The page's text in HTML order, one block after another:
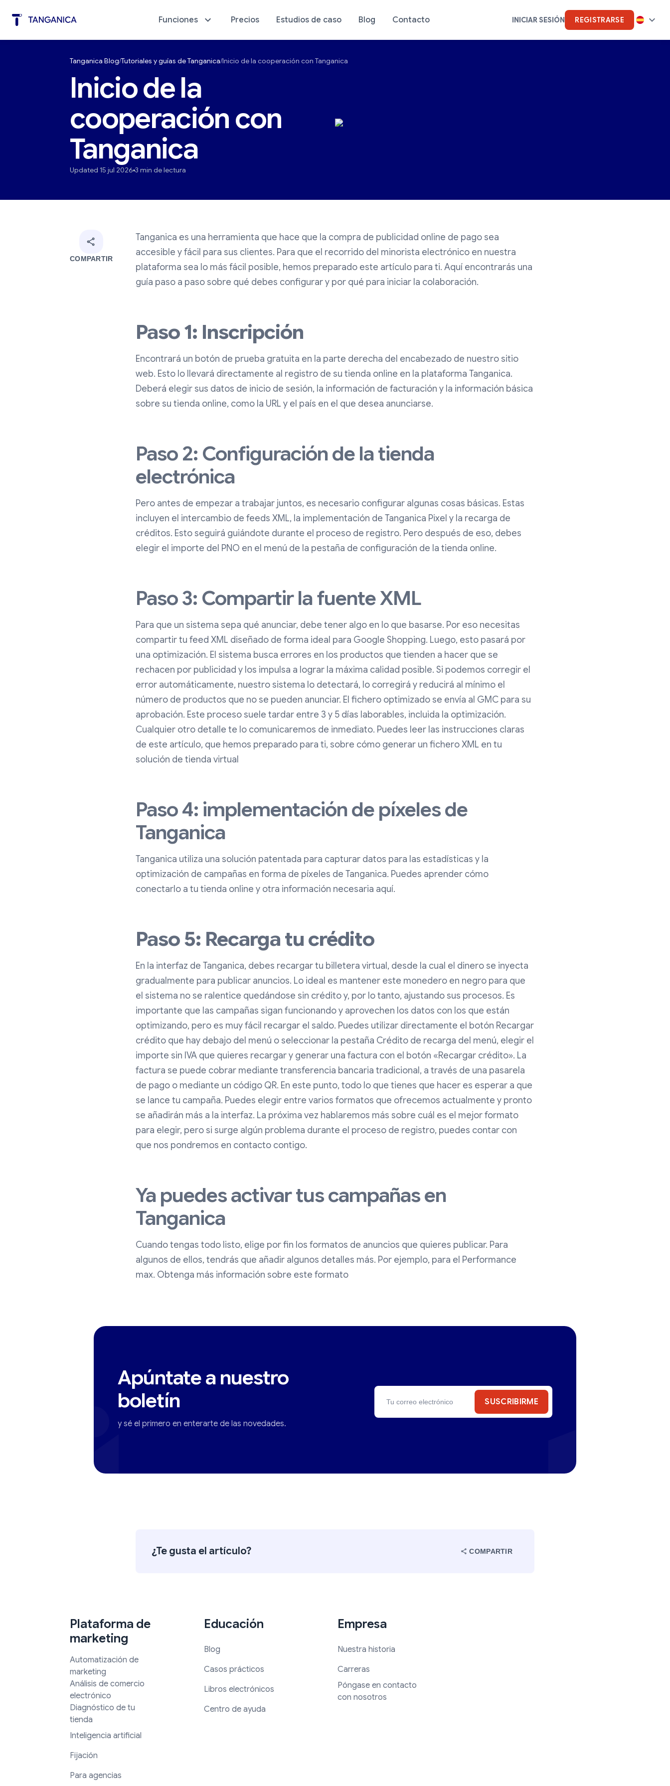
Funciones
Automatización de marketing Diagnóstico de tu tienda
Precios Estudios de caso Blog Contacto INICIAR SESIÓN REGISTRARSE
Tanganica Blog Tutoriales y guías de Tanganica Inicio de la cooperación con Tanganica
Inicio de la
cooperación con
Tanganica
Updated 15 jul 2026 3 min de lectura
COMPARTIR
Tanganica es una herramienta que hace que la compra de publicidad online de pago sea
accesible y fácil para sus clientes. Para que el recorrido del minorista electrónico en nuestra
plataforma sea lo más fácil posible, hemos preparado este artículo para ti. Aquí encontrarás una
guía paso a paso sobre qué debes configurar y por qué para iniciar la colaboración.
Paso 1: Inscripción
Encontrará un botón de prueba gratuita en la parte derecha del encabezado de nuestro sitio
web. Esto lo llevará directamente al registro de su tienda online en la plataforma Tanganica.
Deberá elegir sus datos de inicio de sesión, la información de facturación y la información básica
sobre su tienda online, como la URL y el país en el que desea anunciarse.
Paso 2: Configuración de la tienda
electrónica
Pero antes de empezar a trabajar juntos, es necesario configurar algunas cosas básicas. Estas
incluyen el intercambio de feeds XML, la implementación de Tanganica Pixel y la recarga de
créditos. Esto seguirá guiándote durante el proceso de registro. Pero después de eso, debes
elegir el importe del PNO en el menú de la pestaña de configuración de la tienda online.
Paso 3: Compartir la fuente XML
Para que un sistema sepa qué anunciar, debe tener algo en lo que basarse. Por eso necesitas
compartir tu feed XML diseñado de forma ideal para Google Shopping. Luego, esto pasará por
una optimización. El sistema busca errores en los productos que tienden a hacer que se
rechacen por publicidad y los impulsa a lograr la máxima calidad posible. Si podemos corregir el
error automáticamente, nuestro sistema lo detectará, lo corregirá y reducirá al mínimo el
número de productos que no se pueden anunciar. El fichero optimizado se envía al GMC para su
aprobación. Este proceso suele tardar entre 3 y 5 días laborables, incluida la optimización.
Cualquier otro detalle te lo comunicaremos de inmediato. Puedes leer las instrucciones claras
de este artículo, que hemos preparado para ti, sobre cómo generar un fichero XML en tu
solución de tienda virtual
Paso 4: implementación de píxeles de
Tanganica
Tanganica utiliza una solución patentada para capturar datos para las estadísticas y la
optimización de campañas en forma de píxeles de Tanganica. Puedes aprender cómo
conectarlo a tu tienda online y otra información necesaria aquí.
Paso 5: Recarga tu crédito
En la interfaz de Tanganica, debes recargar tu billetera virtual, desde la cual el dinero se inyecta
gradualmente para publicar anuncios. Lo ideal es mantener este monedero en negro para que
el sistema no se ralentice quedándose sin crédito y, por lo tanto, ajustando sus procesos. Es
importante que las campañas sigan funcionando y aprovechen los datos con los que están
optimizando, pero es muy fácil recargar el saldo. Puedes utilizar directamente el botón Recargar
crédito que hay debajo del menú o seleccionar la pestaña Crédito de recarga del menú, elegir el
importe sin IVA que quieres recargar y generar una factura con el botón «Recargar crédito». La
factura se puede cobrar mediante transferencia bancaria tradicional, a través de una pasarela
de pago o mediante un código QR. En este punto, todo lo que tienes que hacer es esperar a que
se lance tu campaña. Puedes elegir entre varios formatos que ofrecemos actualmente y pronto
se añadirán más a la interfaz. La próxima vez hablaremos más sobre cuál es el mejor formato
para elegir, pero si surge algún problema durante el proceso de registro, puedes contar con
que nos pondremos en contacto contigo.
Ya puedes activar tus campañas en
Tanganica
Cuando tengas todo listo, elige por fin los formatos de anuncios que quieres publicar. Para
algunos de ellos, tendrás que añadir algunos detalles más. Por ejemplo, para el Performance
max. Obtenga más información sobre este formato
Apúntate a nuestro
boletín
y sé el primero en enterarte de las novedades.
SUSCRIBIRME
¿Te gusta el artículo? COMPARTIR
Plataforma de
marketing
Automatización de
marketing
Análisis de comercio
electrónico
Diagnóstico de tu
tienda
Inteligencia artificial
Fijación
Para agencias
Educación
Blog
Casos prácticos
Libros electrónicos
Centro de ayuda
Empresa
Nuestra historia
Carreras
Póngase en contacto
con nosotros